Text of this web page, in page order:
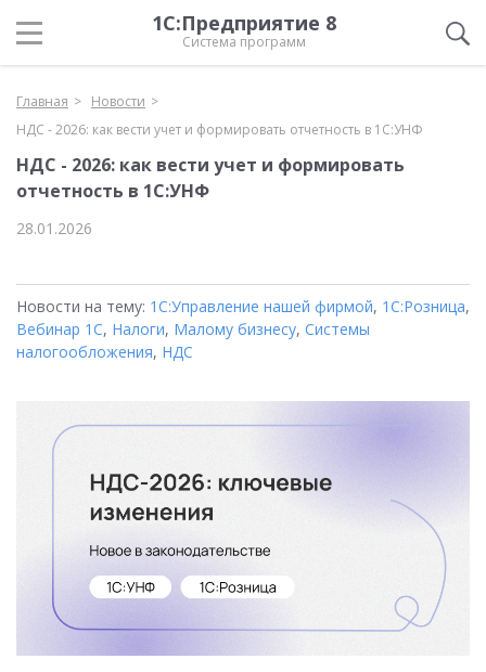
1С:Предприятие 8
Система программ
Главная
Новости
НДС - 2026: как вести учет и формировать отчетность в 1С:УНФ
НДС - 2026: как вести учет и формировать
отчетность в 1С:УНФ
28.01.2026
Новости на тему: 1С:Управление нашей фирмой, 1С:Розница,
Вебинар 1С, Налоги, Малому бизнесу, Системы
налогообложения, НДС